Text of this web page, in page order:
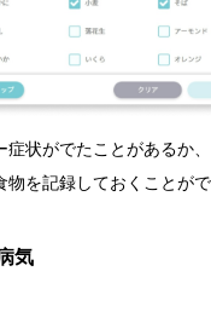
症状がでたことがあるか
を記録しておくことがで
気